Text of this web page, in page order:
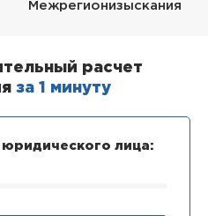
Межрегионизыскания
расчет
за 1 минуту
лица: